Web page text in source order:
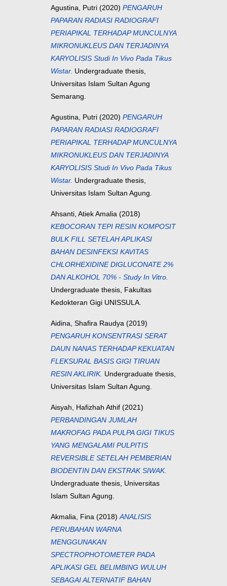
Agustina, Putri (2020) PENGARUH
PAPARAN RADIASI RADIOGRAFI
PERIAPIKAL TERHADAP MUNCULNYA
MIKRONUKLEUS DAN TERJADINYA
KARYOLISIS Studi In Vivo Pada Tikus
Wistar. Undergraduate thesis,
Universitas Islam Sultan Agung
Semarang.
Agustina, Putri (2020) PENGARUH
PAPARAN RADIASI RADIOGRAFI
PERIAPIKAL TERHADAP MUNCULNYA
MIKRONUKLEUS DAN TERJADINYA
KARYOLISIS Studi In Vivo Pada Tikus
Wistar. Undergraduate thesis,
Universitas Islam Sultan Agung.
Ahsanti, Atiek Amalia (2018)
KEBOCORAN TEPI RESIN KOMPOSIT
BULK FILL SETELAH APLIKASI
BAHAN DESINFEKSI KAVITAS
CHLORHEXIDINE DIGLUCONATE 2%
DAN ALKOHOL 70% - Study In Vitro.
Undergraduate thesis, Fakultas
Kedokteran Gigi UNISSULA.
Aidina, Shafira Raudya (2019)
PENGARUH KONSENTRASI SERAT
DAUN NANAS TERHADAP KEKUATAN
FLEKSURAL BASIS GIGI TIRUAN
RESIN AKLIRIK. Undergraduate thesis,
Universitas Islam Sultan Agung.
Aisyah, Hafizhah Athif (2021)
PERBANDINGAN JUMLAH
MAKROFAG PADA PULPA GIGI TIKUS
YANG MENGALAMI PULPITIS
REVERSIBLE SETELAH PEMBERIAN
BIODENTIN DAN EKSTRAK SIWAK.
Undergraduate thesis, Universitas
Islam Sultan Agung.
Akmalia, Fina (2018)ANALISIS
PERUBAHAN WARNA
MENGGUNAKAN
SPECTROPHOTOMETER PADA
APLIKASI GEL BELIMBING WULUH
SEBAGAI ALTERNATIF BAHAN